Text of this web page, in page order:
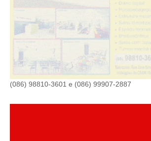
(086) 98810-3601 e (086) 99907-2887